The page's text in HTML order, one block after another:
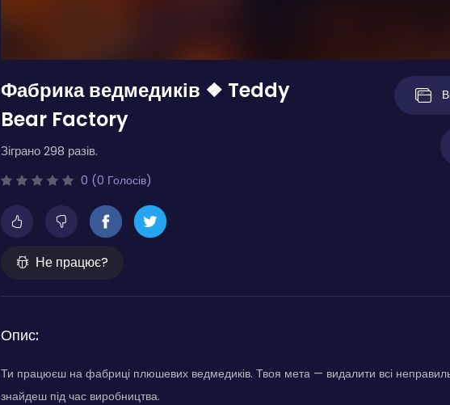
Фабрика ведмедиків ❖ Teddy
Bear Factory
Зіграно 298 разів.
0 (0 Голосів)
Не працює?
Опис:
Ти працюєш на фабриці плюшевих ведмедиків. Твоя мета — видалити всі
знайдеш під час виробництва.